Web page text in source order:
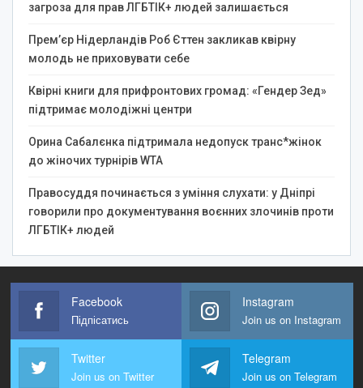
загроза для прав ЛГБТІК+ людей залишається
Прем’єр Нідерландів Роб Єттен закликав квірну
молодь не приховувати себе
Квірні книги для прифронтових громад: «Гендер Зед»
підтримає молодіжні центри
Орина Сабалєнка підтримала недопуск транс*жінок
до жіночих турнірів WTA
Правосуддя починається з уміння слухати: у Дніпрі
говорили про документування воєнних злочинів проти
ЛГБТІК+ людей
Facebook
Підпісатись
Instagram
Join us on Instagram
Twitter
Join us on Twitter
Telegram
Join us on Telegram